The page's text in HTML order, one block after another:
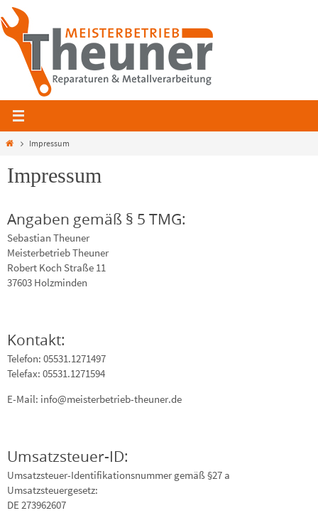
Zum
Inhalt
springen
HomeImpressum
Impressum
Angaben gemäß § 5 TMG:
Sebastian Theuner
Meisterbetrieb Theuner
Robert Koch Straße 11
37603 Holzminden
Kontakt:
Telefon: 05531.1271497
Telefax: 05531.1271594
E-Mail: info@meisterbetrieb-theuner.de
Umsatzsteuer-ID:
Umsatzsteuer-Identifikationsnummer gemäß §27 a
Umsatzsteuergesetz:
DE 273962607